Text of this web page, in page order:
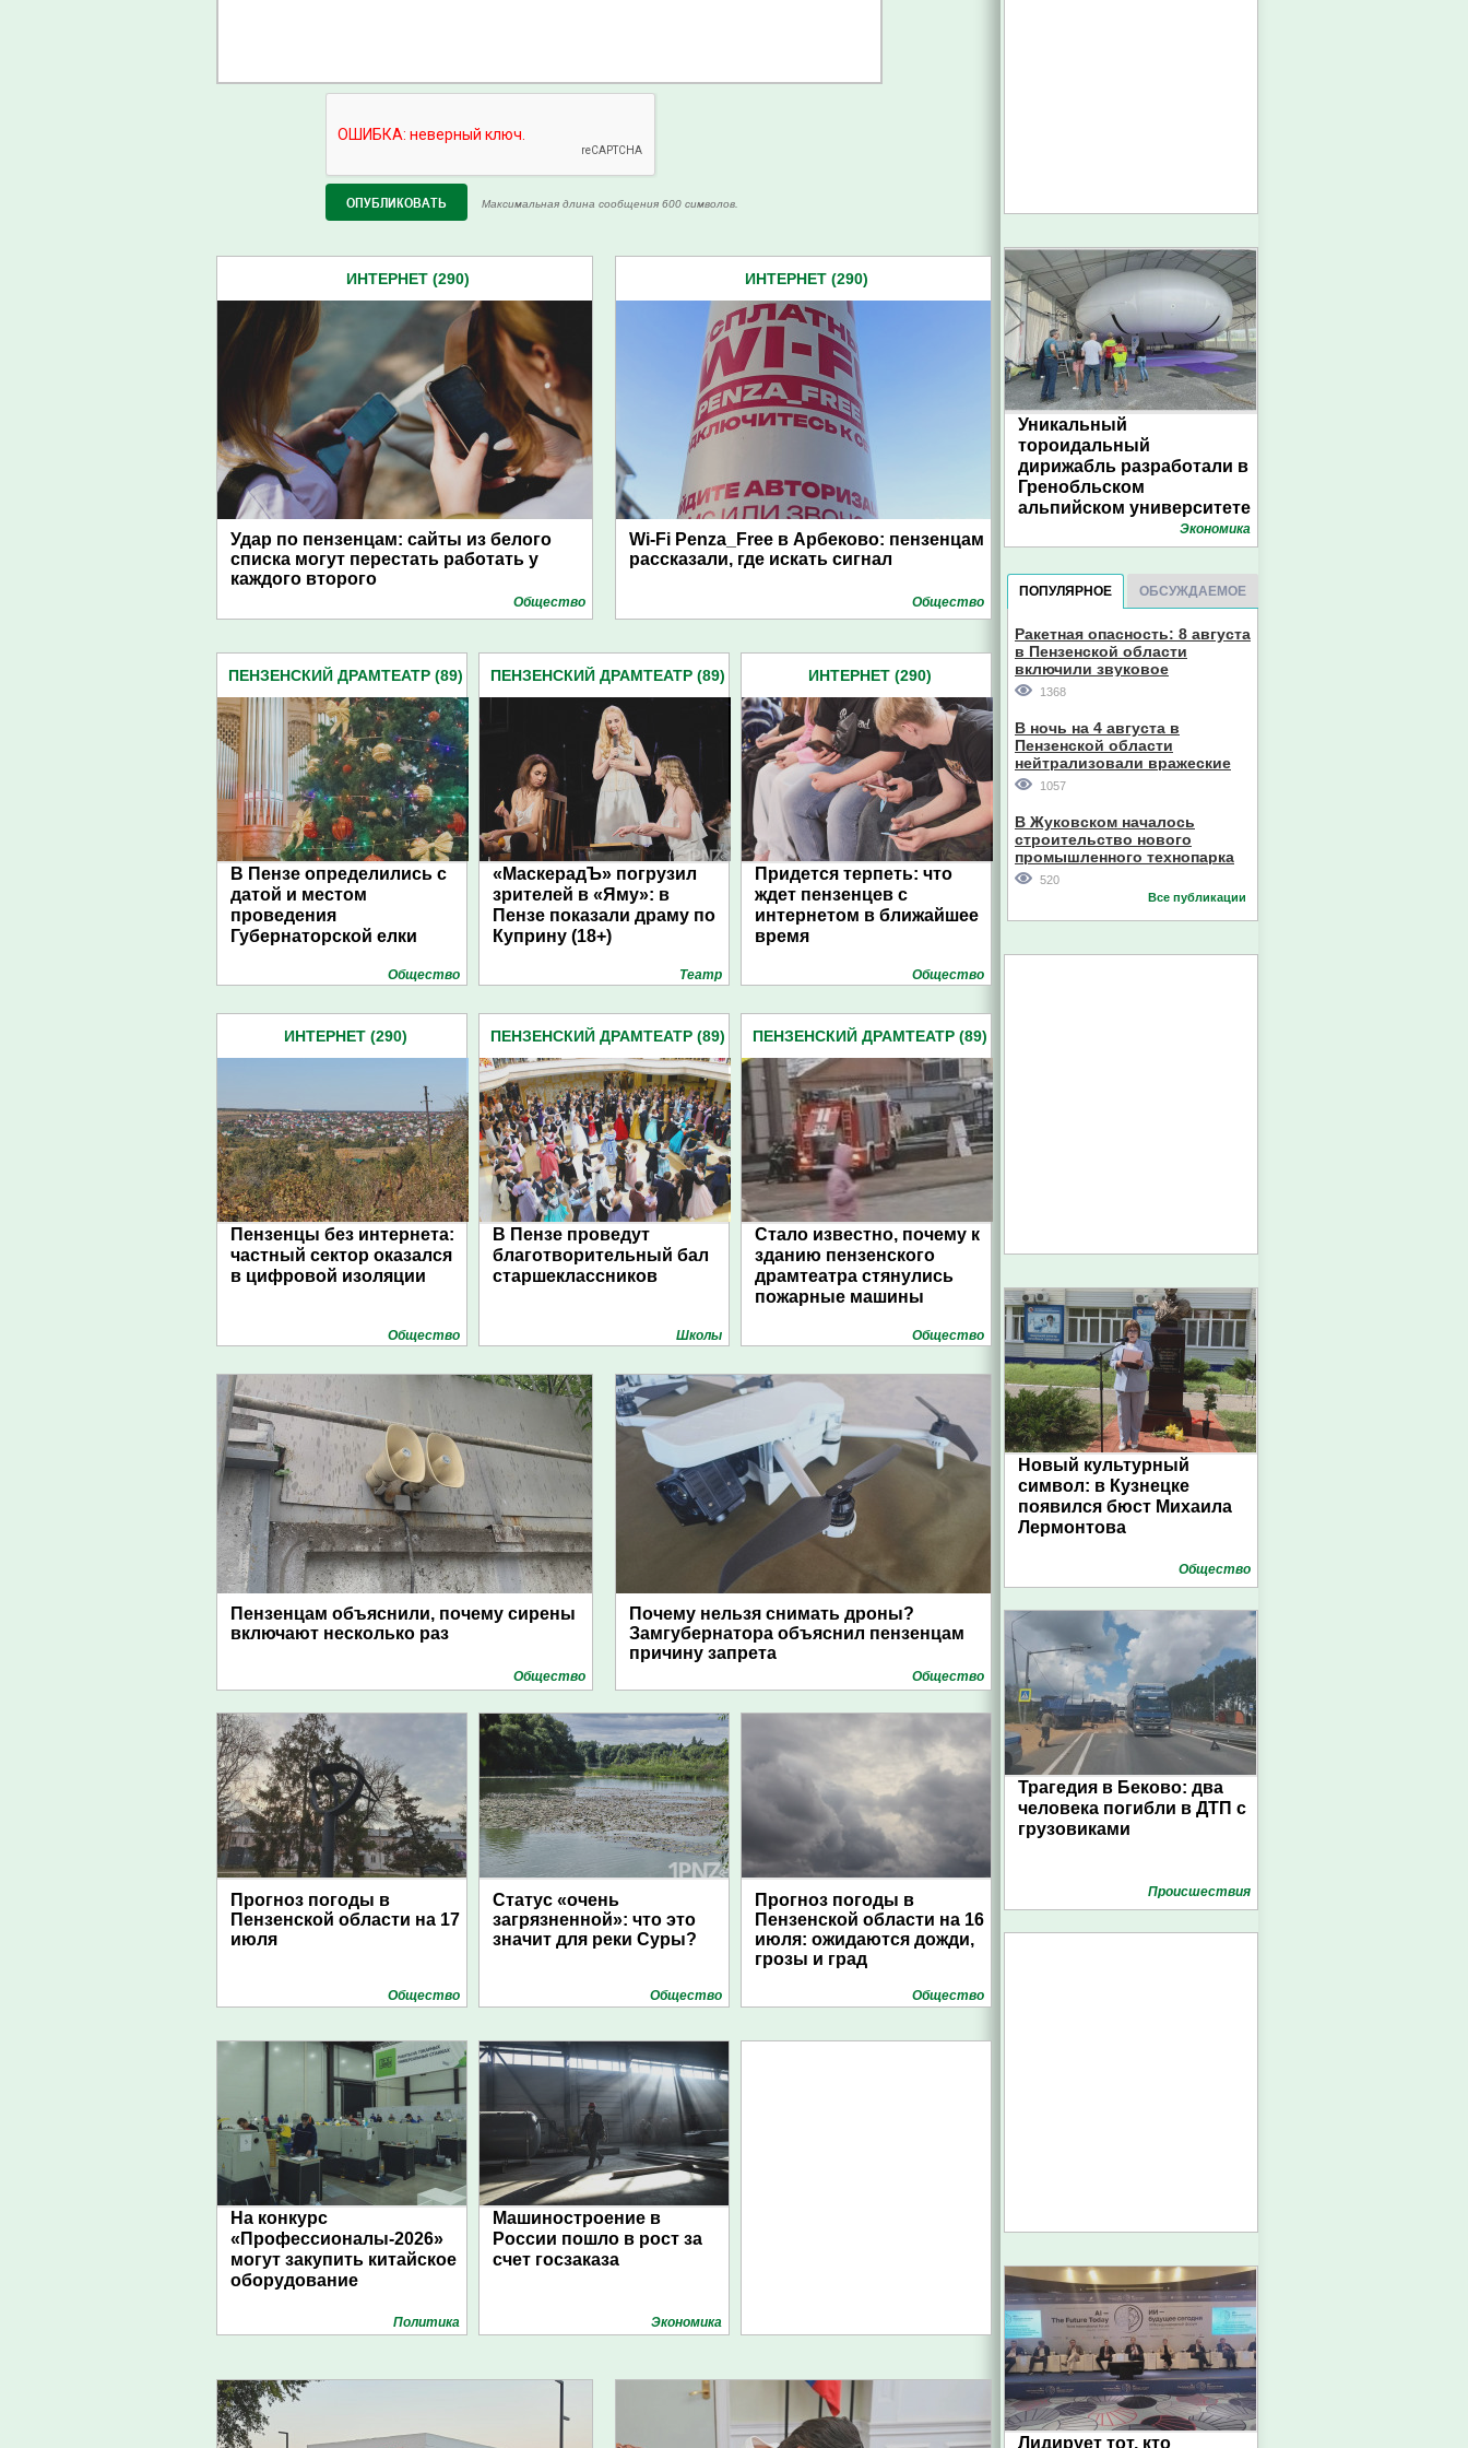
Максимальная длина сообщения 600 символов.
ИНТЕРНЕТ (290)
Удар по пензенцам: сайты из белого
списка могут перестать работать у
каждого второго
Общество
ИНТЕРНЕТ (290)
Wi-Fi Penza_Free в Арбеково: пензенцам
рассказали, где искать сигнал
Общество
ПЕНЗЕНСКИЙ ДРАМТЕАТР (89)
В Пензе определились с
датой и местом
проведения
Губернаторской елки
Общество
ПЕНЗЕНСКИЙ ДРАМТЕАТР (89)
«МаскерадЪ» погрузил
зрителей в «Яму»: в
Пензе показали драму по
Куприну (18+)
Театр
ИНТЕРНЕТ (290)
Придется терпеть: что
ждет пензенцев с
интернетом в ближайшее
время
Общество
ИНТЕРНЕТ (290)
Пензенцы без интернета:
частный сектор оказался
в цифровой изоляции
Общество
ПЕНЗЕНСКИЙ ДРАМТЕАТР (89)
В Пензе проведут
благотворительный бал
старшеклассников
Школы
ПЕНЗЕНСКИЙ ДРАМТЕАТР (89)
Стало известно, почему к
зданию пензенского
драмтеатра стянулись
пожарные машины
Общество
Пензенцам объяснили, почему сирены
включают несколько раз
Общество
Почему нельзя снимать дроны?
Замгубернатора объяснил пензенцам
причину запрета
Общество
Прогноз погоды в
Пензенской области на 17
июля
Общество
Статус «очень
загрязненной»: что это
значит для реки Суры?
Общество
Прогноз погоды в
Пензенской области на 16
июля: ожидаются дожди,
грозы и град
Общество
На конкурс
«Профессионалы-2026»
могут закупить китайское
оборудование
Политика
Машиностроение в
России пошло в рост за
счет госзаказа
Экономика
Уникальный
тороидальный
дирижабль разработали в
Гренобльском
альпийском университете
Экономика
ПОПУЛЯРНОЕ ОБСУЖДАЕМОЕ
Ракетная опасность: 8 августа
в Пензенской области
включили звуковое
оповещение
1368
В ночь на 4 августа в
Пензенской области
нейтрализовали вражеские
дроны
1057
В Жуковском началось
строительство нового
промышленного технопарка
520
Все публикации
Новый культурный
символ: в Кузнецке
появился бюст Михаила
Лермонтова
Общество
Трагедия в Беково: два
человека погибли в ДТП с
грузовиками
Проиcшествия
Лидирует тот, кто